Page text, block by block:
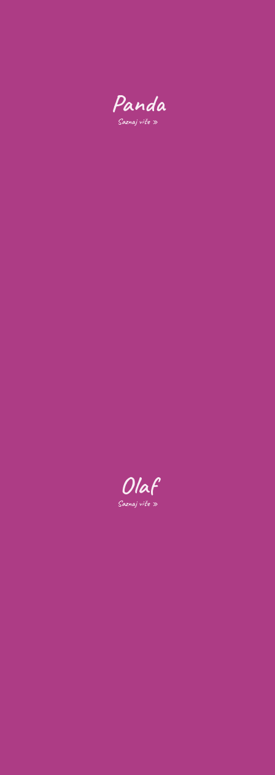
Panda
Saznaj više »
Olaf
Saznaj više »